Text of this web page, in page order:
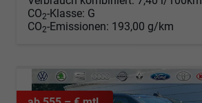
CO2-Klasse: G
CO2-Emissionen: 193,00 g/km